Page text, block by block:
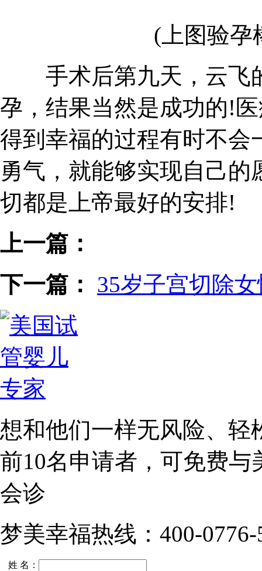
(上图验孕
手术后第九天，云飞
孕，结果当然是成功的!
得到幸福的过程有时不会
勇气，就能够实现自己
切都是上帝最好的安排!
上一篇：
下一篇：
35岁子宫切除
想和他们一样无风险、轻
前10名申请者，可免费与
会诊
梦美幸福热线：400-0776-
姓 名：